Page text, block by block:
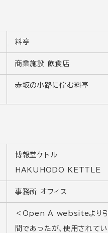
料亭
商業施設 飲食店
赤坂の小路に佇む料亭
博報堂ケトル
HAKUHODO KETTLE
事務所 オフィス
＜Open A websiteより引
間であったが、使用されて